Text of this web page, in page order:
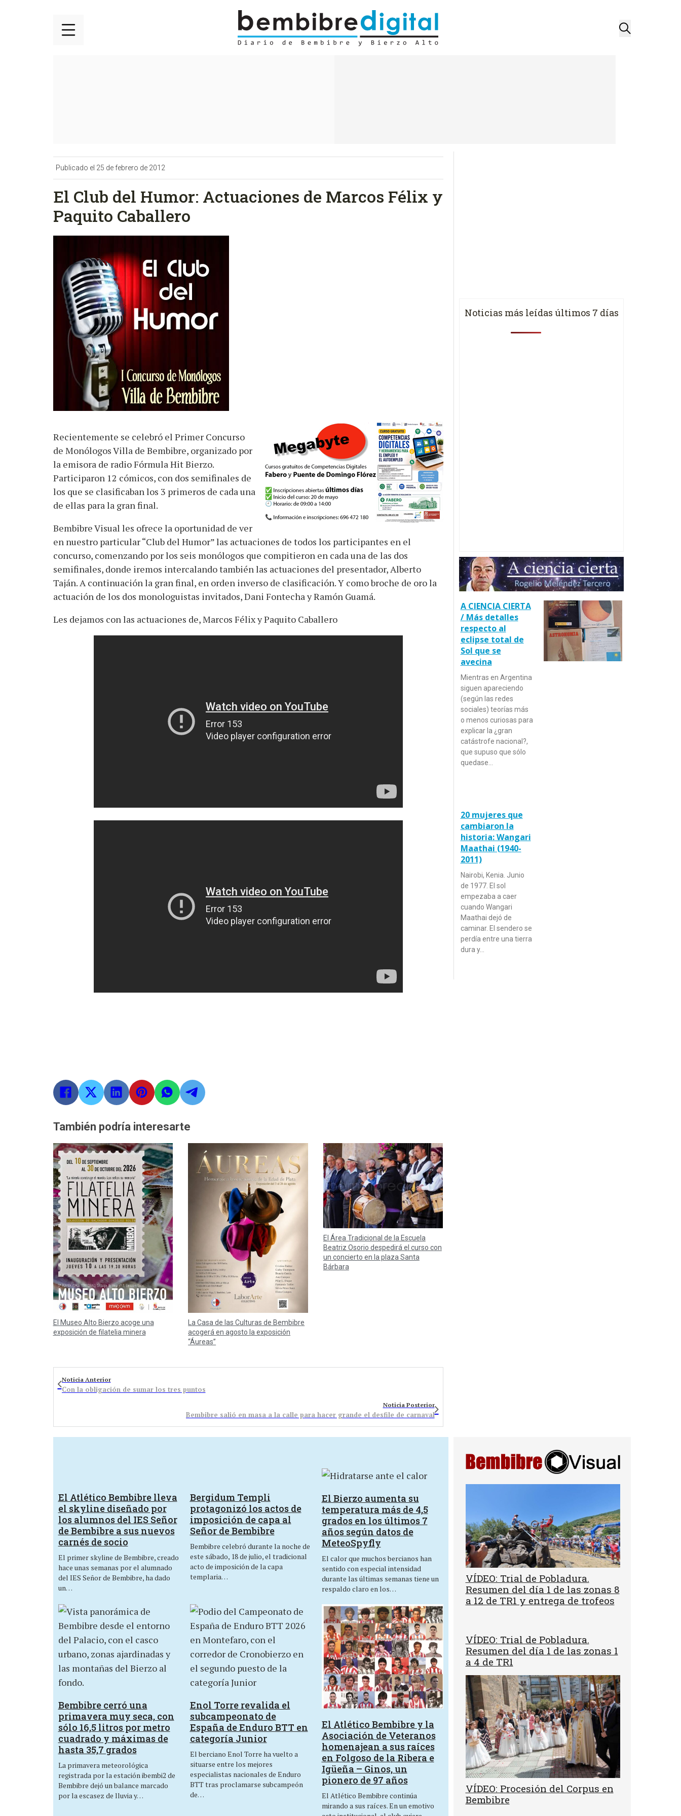
Publicado el 25 de febrero de 2012
El Club del Humor: Actuaciones de Marcos Félix y
Paquito Caballero
Recientemente se celebró el Primer Concurso
de Monólogos Villa de Bembibre, organizado por
la emisora de radio Fórmula Hit Bierzo.
Participaron 12 cómicos, con dos semifinales de
los que se clasificaban los 3 primeros de cada una
de ellas para la gran final.
Bembibre Visual les ofrece la oportunidad de ver
en nuestro particular “Club del Humor” las actuaciones de todos los participantes en el
concurso, comenzando por los seis monólogos que compitieron en cada una de las dos
semifinales, donde iremos intercalando también las actuaciones del presentador, Alberto
Taján. A continuación la gran final, en orden inverso de clasificación. Y como broche de oro la
actuación de los dos monologuistas invitados, Dani Fontecha y Ramón Guamá.
Les dejamos con las actuaciones de, Marcos Félix y Paquito Caballero
También podría interesarte
El Museo Alto Bierzo acoge una
exposición de filatelia minera
La Casa de las Culturas de Bembibre
acogerá en agosto la exposición
“Áureas”
El Área Tradicional de la Escuela
Beatriz Osorio despedirá el curso con
un concierto en la plaza Santa
Bárbara
Noticia Anterior
Con la obligación de sumar los tres puntos
Noticia Posterior
Bembibre salió en masa a la calle para hacer grande el desfile de carnaval
Noticias más leídas últimos 7 días
A CIENCIA CIERTA
/ Más detalles
respecto al
eclipse total de
Sol que se
avecina
Mientras en Argentina
siguen apareciendo
(según las redes
sociales) teorías más
o menos curiosas para
explicar la ¿gran
catástrofe nacional?,
que supuso que sólo
quedase…
20 mujeres que
cambiaron la
historia: Wangari
Maathai (1940-
2011)
Nairobi, Kenia. Junio
de 1977. El sol
empezaba a caer
cuando Wangari
Maathai dejó de
caminar. El sendero se
perdía entre una tierra
dura y…
El Atlético Bembibre lleva
el skyline diseñado por
los alumnos del IES Señor
de Bembibre a sus nuevos
carnés de socio
El primer skyline de Bembibre, creado
hace unas semanas por el alumnado
del IES Señor de Bembibre, ha dado
un…
Bergidum Templi
protagonizó los actos de
imposición de capa al
Señor de Bembibre
Bembibre celebró durante la noche de
este sábado, 18 de julio, el tradicional
acto de imposición de la capa
templaria…
El Bierzo aumenta su
temperatura más de 4,5
grados en los últimos 7
años según datos de
MeteoSpyfly
El calor que muchos bercianos han
sentido con especial intensidad
durante las últimas semanas tiene un
respaldo claro en los…
Bembibre cerró una
primavera muy seca, con
sólo 16,5 litros por metro
cuadrado y máximas de
hasta 35,7 grados
La primavera meteorológica
registrada por la estación ibembi2 de
Bembibre dejó un balance marcado
por la escasez de lluvia y…
Enol Torre revalida el
subcampeonato de
España de Enduro BTT en
categoría Junior
El berciano Enol Torre ha vuelto a
situarse entre los mejores
especialistas nacionales de Enduro
BTT tras proclamarse subcampeón
de…
El Atlético Bembibre y la
Asociación de Veteranos
homenajean a sus raíces
en Folgoso de la Ribera e
Igüeña – Ginos, un
pionero de 97 años
El Atlético Bembibre continúa
mirando a sus raíces. En un emotivo
VÍDEO: Trial de Pobladura.
Resumen del día 1 de las zonas 8
a 12 de TR1 y entrega de trofeos
VÍDEO: Trial de Pobladura.
Resumen del día 1 de las zonas 1
a 4 de TR1
VÍDEO: Procesión del Corpus en
Bembibre